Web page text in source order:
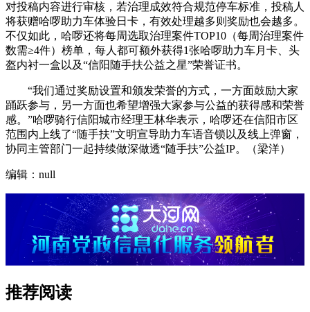
对投稿内容进行审核，若治理成效符合规范停车标准，投稿人
将获赠哈啰助力车体验日卡，有效处理越多则奖励也会越多。
不仅如此，哈啰还将每周选取治理案件TOP10（每周治理案件
数需≥4件）榜单，每人都可额外获得1张哈啰助力车月卡、头
盔内衬一盒以及“信阳随手扶公益之星”荣誉证书。
“我们通过奖励设置和颁发荣誉的方式，一方面鼓励大家
踊跃参与，另一方面也希望增强大家参与公益的获得感和荣誉
感。”哈啰骑行信阳城市经理王林华表示，哈啰还在信阳市区
范围内上线了“随手扶”文明宣导助力车语音锁以及线上弹窗，
协同主管部门一起持续做深做透“随手扶”公益IP。（梁洋）
编辑：null
推荐阅读